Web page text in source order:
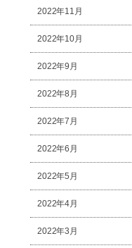
2022年11月
2022年10月
2022年9月
2022年8月
2022年7月
2022年6月
2022年5月
2022年4月
2022年3月